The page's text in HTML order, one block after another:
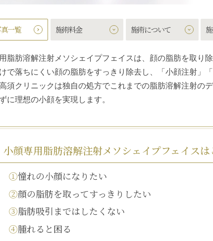
一覧 施術料金 施術について
脂肪溶解注射メソシェイプフェイス は、顔の脂肪を取り
で落ちにくい顔の脂肪をすっきり除去し、「小顔注射」
須クリニックは独自の処方でこれまでの脂肪溶解注射の
に理想の小顔を実現します。
小顔専用脂肪溶解注射メソシェイプフェイスは
①憧れの小顔になりたい
②顔の脂肪を取ってすっきりしたい
③脂肪吸引まではしたくない
④腫れると困る